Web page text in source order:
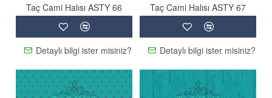
Taç Cami Halısı ASTY 66
Detaylı bilgi ister misiniz?
Taç Cami Halısı ASTY 67
Detaylı bilgi ister misiniz?